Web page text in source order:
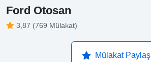
Ford Otosan
3,87 (769 Mülakat)
Mülakat Paylaş